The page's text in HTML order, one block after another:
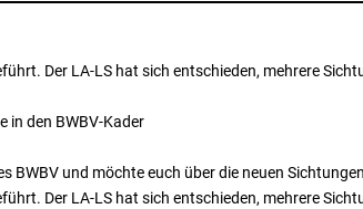
Der LA-LS hat sich entschieden, mehrere
in den BWBV-Kader
BWBV und möchte euch über die neuen
Der LA-LS hat sich entschieden, mehrere